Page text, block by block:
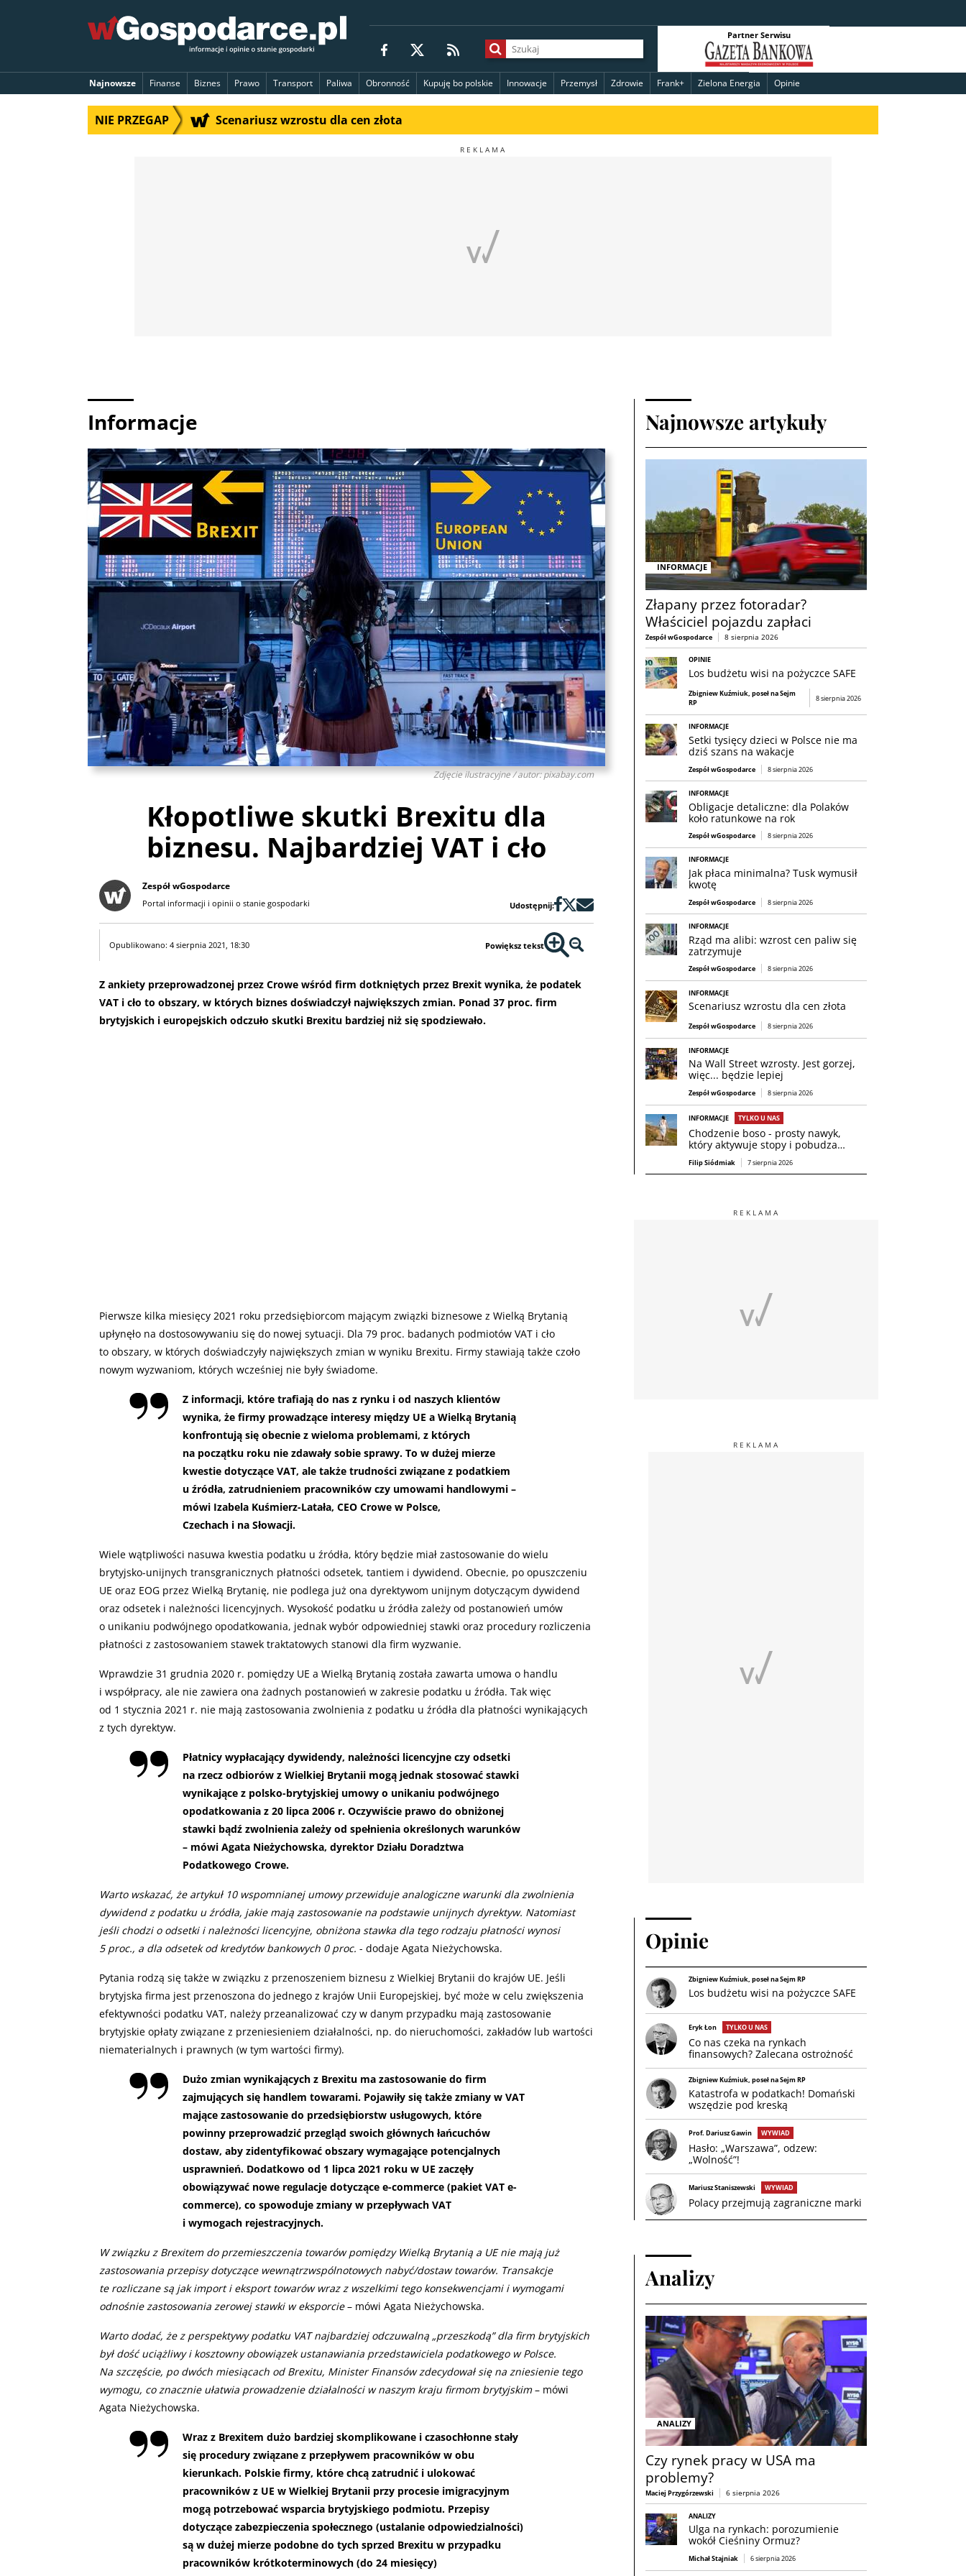
Partner Serwisu
Najnowsze Finanse Biznes Prawo Transport Paliwa Obronność Kupuję bo polskie Innowacje Przemysł Zdrowie Frank+ Zielona Energia Opinie
NIE PRZEGAP Scenariusz wzrostu dla cen złota
Informacje
Zdjęcie ilustracyjne / autor: pixabay.com
Kłopotliwe skutki Brexitu dla
biznesu. Najbardziej VAT i cło
Zespół wGospodarce
Portal informacji i opinii o stanie gospodarki Udostępnij:
Opublikowano: 4 sierpnia 2021, 18:30 Powiększ tekst
Z ankiety przeprowadzonej przez Crowe wśród firm dotkniętych przez Brexit wynika, że podatek
VAT i cło to obszary, w których biznes doświadczył największych zmian. Ponad 37 proc. firm
brytyjskich i europejskich odczuło skutki Brexitu bardziej niż się spodziewało.
Pierwsze kilka miesięcy 2021 roku przedsiębiorcom mającym związki biznesowe z Wielką Brytanią
upłynęło na dostosowywaniu się do nowej sytuacji. Dla 79 proc. badanych podmiotów VAT i cło
to obszary, w których doświadczyły największych zmian w wyniku Brexitu. Firmy stawiają także czoło
nowym wyzwaniom, których wcześniej nie były świadome.
Z informacji, które trafiają do nas z rynku i od naszych klientów
wynika, że firmy prowadzące interesy między UE a Wielką Brytanią
konfrontują się obecnie z wieloma problemami, z których
na początku roku nie zdawały sobie sprawy. To w dużej mierze
kwestie dotyczące VAT, ale także trudności związane z podatkiem
u źródła, zatrudnieniem pracowników czy umowami handlowymi –
mówi Izabela Kuśmierz-Latała, CEO Crowe w Polsce,
Czechach i na Słowacji.
Wiele wątpliwości nasuwa kwestia podatku u źródła, który będzie miał zastosowanie do wielu
brytyjsko-unijnych transgranicznych płatności odsetek, tantiem i dywidend. Obecnie, po opuszczeniu
UE oraz EOG przez Wielką Brytanię, nie podlega już ona dyrektywom unijnym dotyczącym dywidend
oraz odsetek i należności licencyjnych. Wysokość podatku u źródła zależy od postanowień umów
o unikaniu podwójnego opodatkowania, jednak wybór odpowiedniej stawki oraz procedury rozliczenia
płatności z zastosowaniem stawek traktatowych stanowi dla firm wyzwanie.
Wprawdzie 31 grudnia 2020 r. pomiędzy UE a Wielką Brytanią została zawarta umowa o handlu
i współpracy, ale nie zawiera ona żadnych postanowień w zakresie podatku u źródła. Tak więc
od 1 stycznia 2021 r. nie mają zastosowania zwolnienia z podatku u źródła dla płatności wynikających
z tych dyrektyw.
Płatnicy wypłacający dywidendy, należności licencyjne czy odsetki
na rzecz odbiorów z Wielkiej Brytanii mogą jednak stosować stawki
wynikające z polsko-brytyjskiej umowy o unikaniu podwójnego
opodatkowania z 20 lipca 2006 r. Oczywiście prawo do obniżonej
stawki bądź zwolnienia zależy od spełnienia określonych warunków
– mówi Agata Nieżychowska, dyrektor Działu Doradztwa
Podatkowego Crowe.
Warto wskazać, że artykuł 10 wspomnianej umowy przewiduje analogiczne warunki dla zwolnienia
dywidend z podatku u źródła, jakie mają zastosowanie na podstawie unijnych dyrektyw. Natomiast
jeśli chodzi o odsetki i należności licencyjne, obniżona stawka dla tego rodzaju płatności wynosi
5 proc., a dla odsetek od kredytów bankowych 0 proc. - dodaje Agata Nieżychowska.
Pytania rodzą się także w związku z przenoszeniem biznesu z Wielkiej Brytanii do krajów UE. Jeśli
brytyjska firma jest przenoszona do jednego z krajów Unii Europejskiej, być może w celu zwiększenia
efektywności podatku VAT, należy przeanalizować czy w danym przypadku mają zastosowanie
brytyjskie opłaty związane z przeniesieniem działalności, np. do nieruchomości, zakładów lub wartości
niematerialnych i prawnych (w tym wartości firmy).
Dużo zmian wynikających z Brexitu ma zastosowanie do firm
zajmujących się handlem towarami. Pojawiły się także zmiany w VAT
mające zastosowanie do przedsiębiorstw usługowych, które
powinny przeprowadzić przegląd swoich głównych łańcuchów
dostaw, aby zidentyfikować obszary wymagające potencjalnych
usprawnień. Dodatkowo od 1 lipca 2021 roku w UE zaczęły
obowiązywać nowe regulacje dotyczące e-commerce (pakiet VAT e-
commerce), co spowoduje zmiany w przepływach VAT
i wymogach rejestracyjnych.
W związku z Brexitem do przemieszczenia towarów pomiędzy Wielką Brytanią a UE nie mają już
zastosowania przepisy dotyczące wewnątrzwspólnotowych nabyć/dostaw towarów. Transakcje
te rozliczane są jak import i eksport towarów wraz z wszelkimi tego konsekwencjami i wymogami
odnośnie zastosowania zerowej stawki w eksporcie– mówi Agata Nieżychowska.
Warto dodać, że z perspektywy podatku VAT najbardziej odczuwalną „przeszkodą” dla firm brytyjskich
był dość uciążliwy i kosztowny obowiązek ustanawiania przedstawiciela podatkowego w Polsce.
Na szczęście, po dwóch miesiącach od Brexitu, Minister Finansów zdecydował się na zniesienie tego
wymogu, co znacznie ułatwia prowadzenie działalności w naszym kraju firmom brytyjskim– mówi
Agata Nieżychowska.
Wraz z Brexitem dużo bardziej skomplikowane i czasochłonne stały
się procedury związane z przepływem pracowników w obu
kierunkach. Polskie firmy, które chcą zatrudnić i ulokować
pracowników z UE w Wielkiej Brytanii przy procesie imigracyjnym
mogą potrzebować wsparcia brytyjskiego podmiotu. Przepisy
dotyczące zabezpieczenia społecznego (ustalanie odpowiedzialności)
są w dużej mierze podobne do tych sprzed Brexitu w przypadku
pracowników krótkoterminowych (do 24 miesięcy)
Najnowsze artykuły
INFORMACJE
Złapany przez fotoradar?
Właściciel pojazdu zapłaci
Zespół wGospodarce 8 sierpnia 2026
OPINIE
Los budżetu wisi na pożyczce SAFE
Zbigniew Kuźmiuk, poseł na Sejm
RP
8 sierpnia 2026
INFORMACJE
Setki tysięcy dzieci w Polsce nie ma
dziś szans na wakacje
Zespół wGospodarce 8 sierpnia 2026
INFORMACJE
Obligacje detaliczne: dla Polaków
koło ratunkowe na rok
Zespół wGospodarce 8 sierpnia 2026
INFORMACJE
Jak płaca minimalna? Tusk wymusił
kwotę
Zespół wGospodarce 8 sierpnia 2026
INFORMACJE
Rząd ma alibi: wzrost cen paliw się
zatrzymuje
Zespół wGospodarce 8 sierpnia 2026
INFORMACJE
Scenariusz wzrostu dla cen złota
Zespół wGospodarce 8 sierpnia 2026
INFORMACJE
Na Wall Street wzrosty. Jest gorzej,
więc... będzie lepiej
Zespół wGospodarce 8 sierpnia 2026
INFORMACJE TYLKO U NAS
Chodzenie boso - prosty nawyk,
który aktywuje stopy i pobudza…
Filip Siódmiak 7 sierpnia 2026
Opinie
Zbigniew Kuźmiuk, poseł na Sejm RP
Los budżetu wisi na pożyczce SAFE
Eryk Łon TYLKO U NAS
Co nas czeka na rynkach
finansowych? Zalecana ostrożność
Zbigniew Kuźmiuk, poseł na Sejm RP
Katastrofa w podatkach! Domański
wszędzie pod kreską
Prof. Dariusz Gawin WYWIAD
Hasło: „Warszawa”, odzew:
„Wolność”!
Mariusz Staniszewski WYWIAD
Polacy przejmują zagraniczne marki
Analizy
ANALIZY
Czy rynek pracy w USA ma
problemy?
Maciej Przygórzewski 6 sierpnia 2026
ANALIZY
Ulga na rynkach: porozumienie
wokół Cieśniny Ormuz?
Michał Stajniak 6 sierpnia 2026